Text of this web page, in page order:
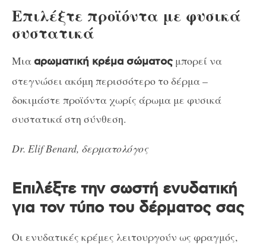
Επιλέξτε προϊόντα με φυσικά
συστατικά
Μιααρωματική κρέμα σώματος μπορεί να
στεγνώσει ακόμη περισσότερο το δέρμα –
δοκιμάστε προϊόντα χωρίς άρωμα με φυσικά
συστατικά στη σύνθεση.
Dr. Elif Benard, δερματολόγος
Επιλέξτε την σωστή ενυδατική
για τον τύπο του δέρματος σας
Οι ενυδατικές κρέμες λειτουργούν ως φραγμός,